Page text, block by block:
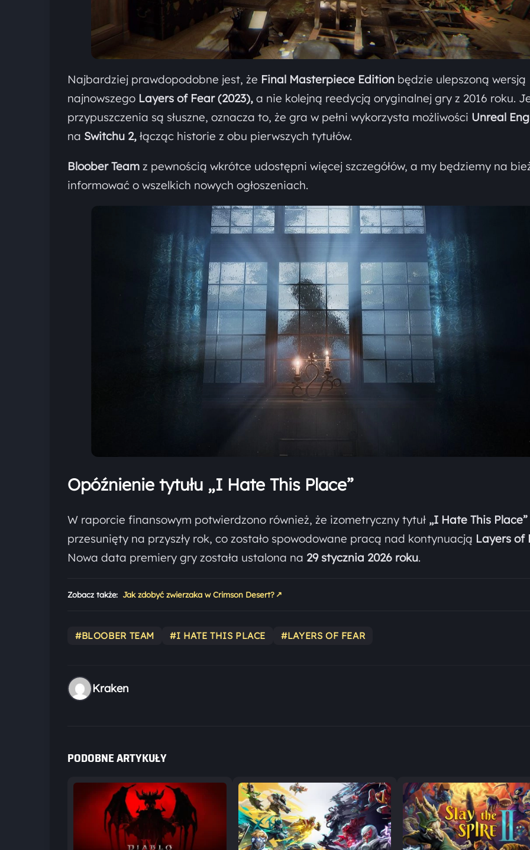
Najbardziej prawdopodobne jest, że Final Masterpiece Edition będzie ulepszoną wersją
najnowszego Layers of Fear (2023), a nie kolejną reedycją oryginalnej gry z 2016 roku.
przypuszczenia są słuszne, oznacza to, że gra w pełni wykorzysta możliwości Unreal
na Switchu 2, łącząc historie z obu pierwszych tytułów.
Bloober Team z pewnością wkrótce udostępni więcej szczegółów, a my będziemy na
informować o wszelkich nowych ogłoszeniach.
Opóźnienie tytułu „I Hate This Place”
W raporcie finansowym potwierdzono również, że izometryczny tytuł „I Hate This Place”
przesunięty na przyszły rok, co zostało spowodowane pracą nad kontynuacją Layers of
Nowa data premiery gry została ustalona na 29 stycznia 2026 roku.
Zobacz także: Jak zdobyć zwierzaka w Crimson Desert? ↗
#BLOOBER TEAM #I HATE THIS PLACE #LAYERS OF FEAR
Kraken
PODOBNE ARTYKUŁY